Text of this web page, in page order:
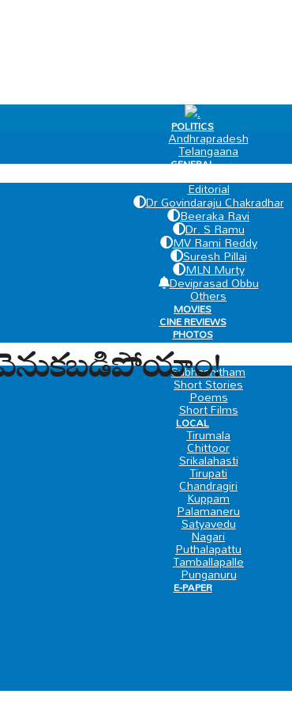
.
POLITICS
Andhrapradesh
Telangaana
GENERAL
Editorial
Dr Govindaraju Chakradhar
Beeraka Ravi
Dr. S Ramu
MV Rami Reddy
Suresh Pillai
MLN Murty
Deviprasad Obbu
Others
MOVIES
CINE REVIEWS
PHOTOS
VIDEOS
SPECIAL
Subhashitham
Short Stories
Poems
Short Films
LOCAL
Tirumala
Chittoor
Srikalahasti
Tirupati
Chandragiri
Kuppam
Palamaneru
Satyavedu
Nagari
Puthalapattu
Tamballapalle
Punganuru
E-PAPER